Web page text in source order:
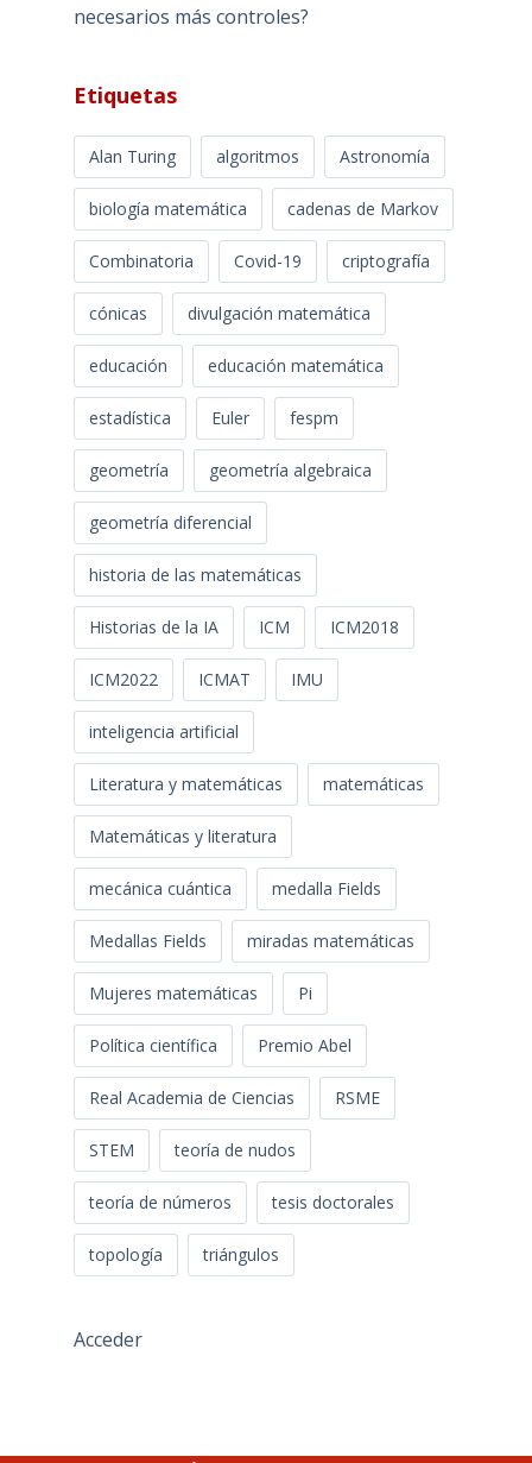
necesarios más controles?
Etiquetas
Alan Turing algoritmos Astronomía
biología matemática cadenas de Markov
Combinatoria Covid-19 criptografía
cónicas divulgación matemática
educación educación matemática
estadística Euler fespm
geometría geometría algebraica
geometría diferencial
historia de las matemáticas
Historias de la IA ICM ICM2018
ICM2022 ICMAT IMU
inteligencia artificial
Literatura y matemáticas matemáticas
Matemáticas y literatura
mecánica cuántica medalla Fields
Medallas Fields miradas matemáticas
Mujeres matemáticas Pi
Política científica Premio Abel
Real Academia de Ciencias RSME
STEM teoría de nudos
teoría de números tesis doctorales
topología triángulos
Acceder